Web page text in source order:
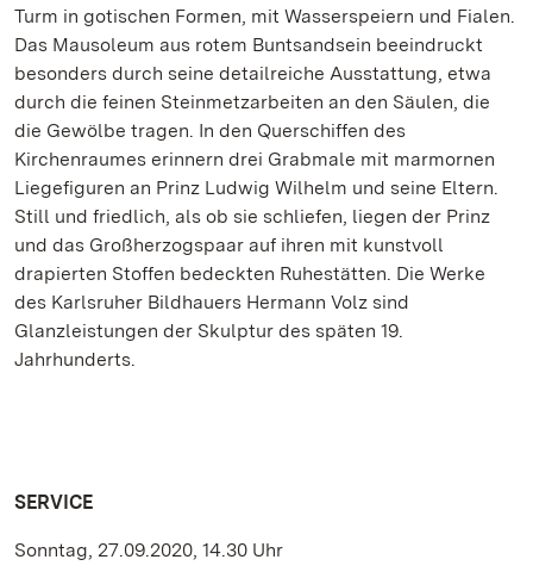
Turm in gotischen Formen, mit Wasserspeiern und Fialen.
Das Mausoleum aus rotem Buntsandsein beeindruckt
besonders durch seine detailreiche Ausstattung, etwa
durch die feinen Steinmetzarbeiten an den Säulen, die
die Gewölbe tragen. In den Querschiffen des
Kirchenraumes erinnern drei Grabmale mit marmornen
Liegefiguren an Prinz Ludwig Wilhelm und seine Eltern.
Still und friedlich, als ob sie schliefen, liegen der Prinz
und das Großherzogspaar auf ihren mit kunstvoll
drapierten Stoffen bedeckten Ruhestätten. Die Werke
des Karlsruher Bildhauers Hermann Volz sind
Glanzleistungen der Skulptur des späten 19.
Jahrhunderts.
SERVICE
Sonntag, 27.09.2020, 14.30 Uhr